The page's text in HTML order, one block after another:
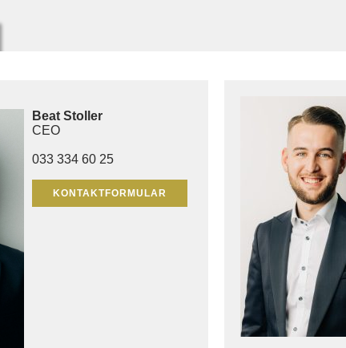
Beat Stoller
CEO
033 334 60 25
KONTAKTFORMULAR